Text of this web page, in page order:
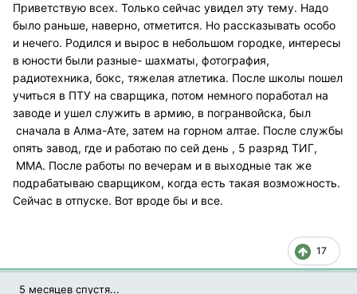
Приветствую всех. Только сейчас увидел эту тему. Надо
было раньше, наверно, отметится. Но рассказывать особо
и нечего. Родился и вырос в небольшом городке, интересы
в юности были разные- шахматы, фотография,
радиотехника, бокс, тяжелая атлетика. После школы пошел
учиться в ПТУ на сварщика, потом немного поработал на
заводе и ушел служить в армию, в погранвойска, был
сначала в Алма-Ате, затем на горном алтае. После службы
опять завод, где и работаю по сей день , 5 разряд ТИГ,
ММА. После работы по вечерам и в выходные так же
подрабатываю сварщиком, когда есть такая возможность.
Сейчас в отпуске. Вот вроде бы и все.
17
5 месяцев спустя...